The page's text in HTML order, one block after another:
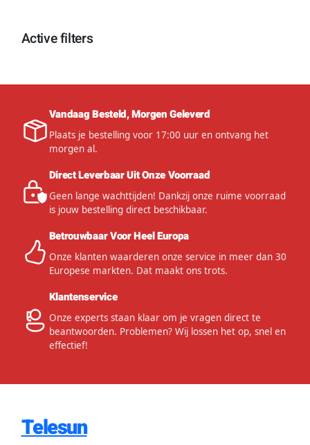
Active filters
Vandaag Besteld, Morgen Geleverd
Plaats je bestelling voor 17:00 uur en ontvang het
morgen al.
Direct Leverbaar Uit Onze Voorraad
Geen lange wachttijden! Dankzij onze ruime voorraad
is jouw bestelling direct beschikbaar.
Betrouwbaar Voor Heel Europa
Onze klanten waarderen onze service in meer dan 30
Europese markten. Dat maakt ons trots.
Klantenservice
Onze experts staan klaar om je vragen direct te
beantwoorden. Problemen? Wij lossen het op, snel en
effectief!
Telesun